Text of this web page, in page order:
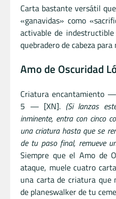
Carta bastante versátil
«ganavidas» como
activable de
quebradero de cabeza
Amo de Oscuridad
Criatura encantamiento
5 — [XN]. (Si lanzas
inminente, entra con cinco
una criatura hasta que se
de tu paso final, remueve
Siempre que el Amo de
ataque, muele cuatro
una carta de criatura que
de planeswalker de tu